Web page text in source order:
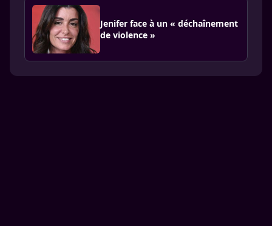
Jenifer face à un « déchaînement
de violence »